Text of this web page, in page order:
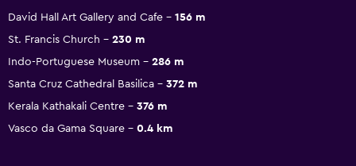
David Hall Art Gallery and Cafe
156 m
St. Francis Church
230 m
Indo-Portuguese Museum
286 m
Santa Cruz Cathedral Basilica
372 m
Kerala Kathakali Centre
376 m
Vasco da Gama Square
0.4 km